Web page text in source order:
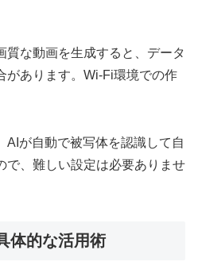
質な動画を生成すると、データ
があります。Wi-Fi環境での作
AIが自動で被写体を認識して自
で、難しい設定は必要ありませ
体的な活用術